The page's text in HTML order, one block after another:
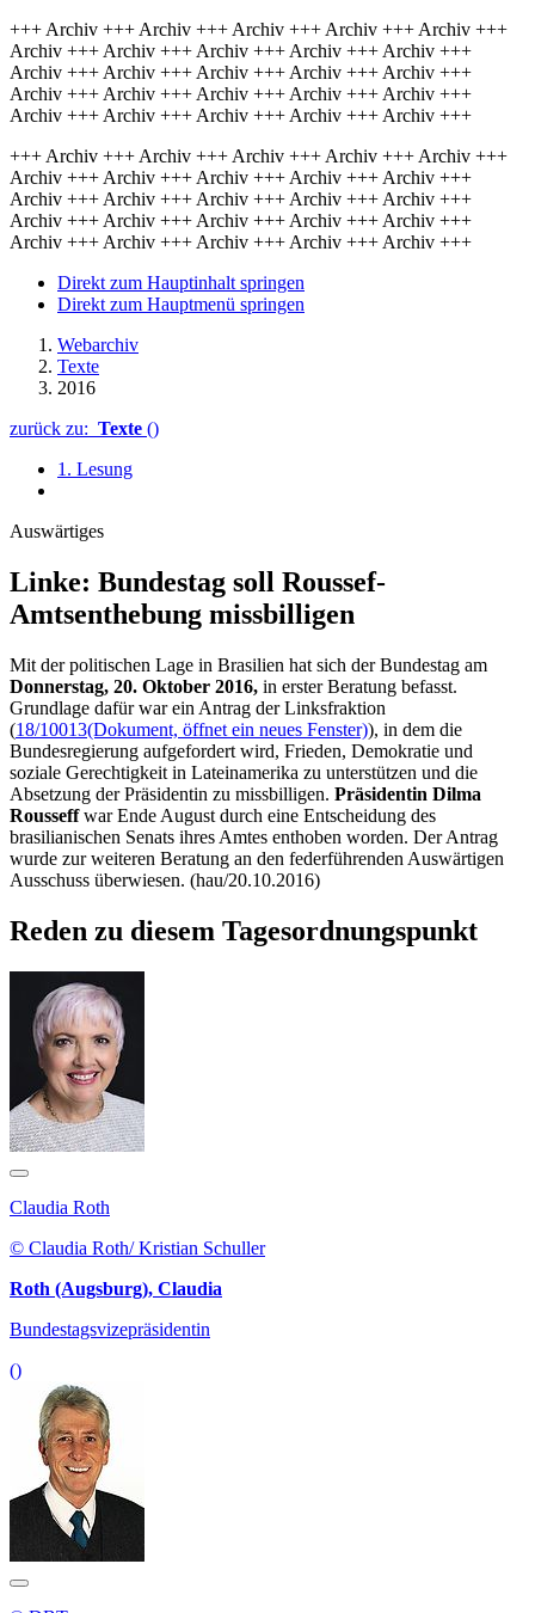
+++ Archiv +++ Archiv +++ Archiv +++ Archiv +++ Archiv +++
Archiv +++ Archiv +++ Archiv +++ Archiv +++ Archiv +++
Archiv +++ Archiv +++ Archiv +++ Archiv +++ Archiv +++
Archiv +++ Archiv +++ Archiv +++ Archiv +++ Archiv +++
Archiv +++ Archiv +++ Archiv +++ Archiv +++ Archiv +++
+++ Archiv +++ Archiv +++ Archiv +++ Archiv +++ Archiv +++
Archiv +++ Archiv +++ Archiv +++ Archiv +++ Archiv +++
Archiv +++ Archiv +++ Archiv +++ Archiv +++ Archiv +++
Archiv +++ Archiv +++ Archiv +++ Archiv +++ Archiv +++
Archiv +++ Archiv +++ Archiv +++ Archiv +++ Archiv +++
Direkt zum Hauptinhalt springen
Direkt zum Hauptmenü springen
Webarchiv
Texte
2016
zurück zu: Texte ()
1. Lesung
Auswärtiges
Linke: Bundestag soll Roussef-
Amtsenthebung missbilligen
Mit der politischen Lage in Brasilien hat sich der Bundestag am
Donnerstag, 20. Oktober 2016, in erster Beratung befasst.
Grundlage dafür war ein Antrag der Linksfraktion
(18/10013(Dokument, öffnet ein neues Fenster)), in dem die
Bundesregierung aufgefordert wird, Frieden, Demokratie und
soziale Gerechtigkeit in Lateinamerika zu unterstützen und die
Absetzung der Präsidentin zu missbilligen. Präsidentin Dilma
Rousseffwar Ende August durch eine Entscheidung des
brasilianischen Senats ihres Amtes enthoben worden. Der Antrag
wurde zur weiteren Beratung an den federführenden Auswärtigen
Ausschuss überwiesen. (hau/20.10.2016)
Reden zu diesem Tagesordnungspunkt
Claudia Roth
© Claudia Roth/ Kristian Schuller
Roth (Augsburg), Claudia
Bundestagsvizepräsidentin
()